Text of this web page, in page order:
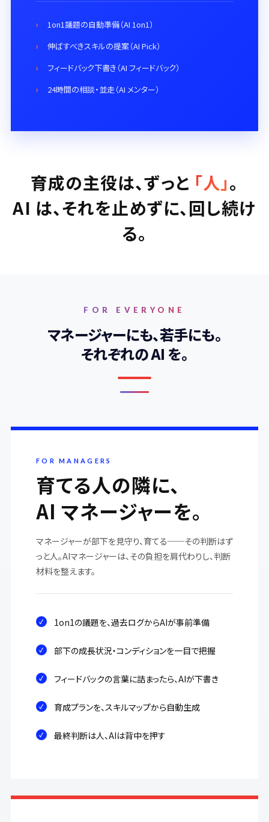
1on1議題の自動準備（AI 1on1）
伸ばすべきスキルの提案（AI Pick）
フィードバック下書き（AI フィードバック）
24時間の相談・並走（AI メンター）
育成の主役は、ずっと 「人」。
AI は、それを止めずに、回し続け
る。
FOR EVERYONE
マネージャーにも、若手にも。
それぞれの AI を。
FOR MANAGERS
育てる人の隣に、
AI マネージャーを。
マネージャーが部下を見守り、育てる──その判断はず
っと人。AIマネージャーは、その負担を肩代わりし、判断
材料を整えます。
1on1の議題を、過去ログからAIが事前準備
部下の成長状況・コンディションを一目で把握
フィードバックの言葉に詰まったら、AIが下書き
育成プランを、スキルマップから自動生成
最終判断は人、AIは背中を押す